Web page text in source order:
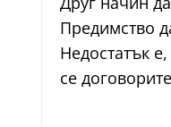
Предимство
Недостатък
се